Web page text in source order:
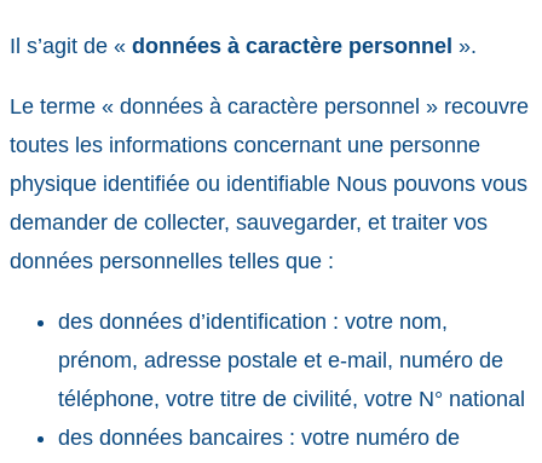
Il s’agit de « données à caractère personnel ».
Le terme « données à caractère personnel » recouvre
toutes les informations concernant une personne
physique identifiée ou identifiable Nous pouvons vous
demander de collecter, sauvegarder, et traiter vos
données personnelles telles que :
des données d’identification : votre nom,
prénom, adresse postale et e-mail, numéro de
téléphone, votre titre de civilité, votre N° national
des données bancaires : votre numéro de